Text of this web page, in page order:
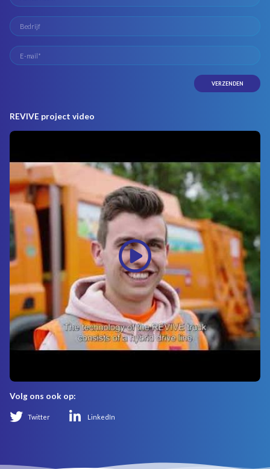
REVIVE project video
Volg ons ook op:
Twitter LinkedIn